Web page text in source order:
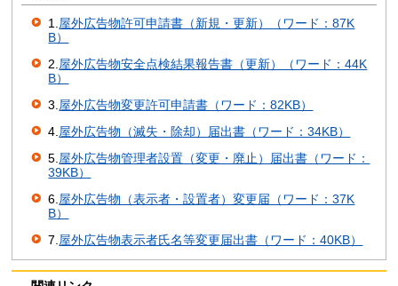
1.屋外広告物許可申請書（新規・更新）（ワード：87K
B）
2.屋外広告物安全点検結果報告書（更新）（ワード：44K
B）
3.屋外広告物変更許可申請書（ワード：82KB）
4.屋外広告物（滅失・除却）届出書（ワード：34KB）
5.屋外広告物管理者設置（変更・廃止）届出書（ワード：
39KB）
6.屋外広告物（表示者・設置者）変更届（ワード：37K
B）
7.屋外広告物表示者氏名等変更届出書（ワード：40KB）